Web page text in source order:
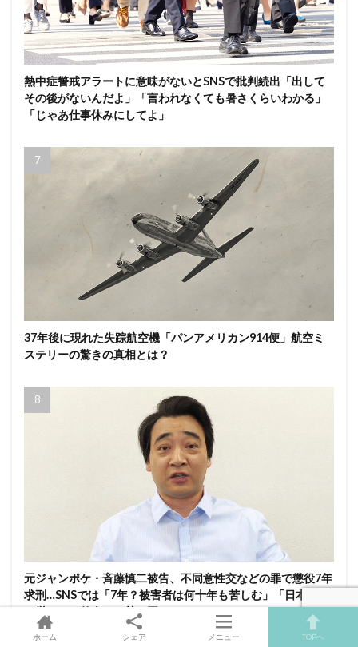
熱中症警戒アラートに意味がないとSNSで批判続出「出して
その後がないんだよ」「言われなくても暑さくらいわかる」
「じゃあ仕事休みにしてよ」
37年後に現れた失踪航空機「パンアメリカン914便」航空ミ
ステリーの驚きの真相とは？
元ジャンポケ・斉藤慎二被告、不同意性交などの罪で懲役7年
求刑…SNSでは「7年？被害者は何十年も苦しむ」「日本人に
は厳しくて外人には甘い国」
ホーム シェア メニュー TOPへ